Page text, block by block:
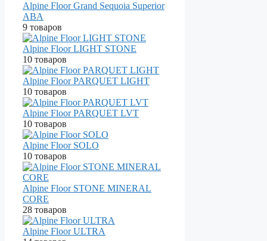
Alpine Floor Grand Sequoia Superior
ABA
9 товаров
Alpine Floor LIGHT STONE
10 товаров
Alpine Floor PARQUET LIGHT
10 товаров
Alpine Floor PARQUET LVT
10 товаров
Alpine Floor SOLO
10 товаров
Alpine Floor STONE MINERAL
CORE
28 товаров
Alpine Floor ULTRA